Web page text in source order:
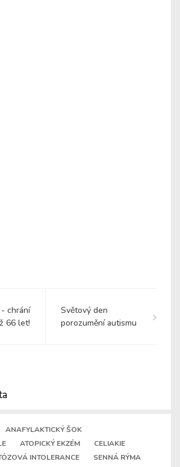
chrání
66 let!
Světový den
porozumění autismu
ANAFYLAKTICKÝ ŠOK
ATOPICKÝ EKZÉM
CELIAKIE
INTOLERANCE SENNÁ RÝMA